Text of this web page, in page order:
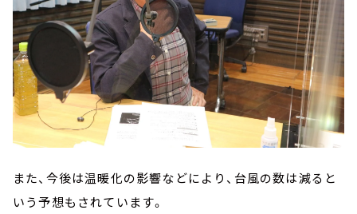
また、今後は温暖化の影響などにより、台風の数は減ると
いう予想もされています。